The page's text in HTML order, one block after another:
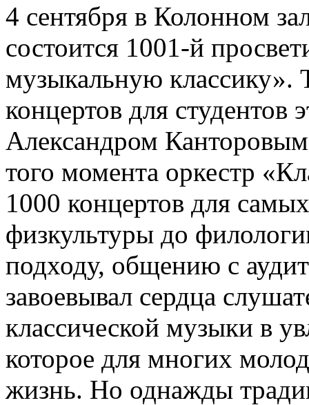
4 сентября в Колонном
состоится 1001-й
музыкальную классику».
концертов для студентов
Александром
того момента оркестр
1000 концертов для
физкультуры до
подходу, общению с
завоевывал сердца
классической музыки в
которое для многих
жизнь. Но однажды